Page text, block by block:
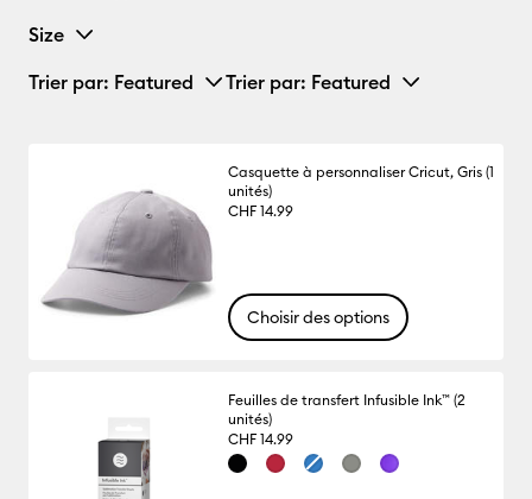
Size
Trier par: Featured Trier par: Featured
Casquette à personnaliser Cricut, Gris (1
unités)
CHF 14.99
Choisir des options
Feuilles de transfert Infusible Ink™ (2
unités)
CHF 14.99